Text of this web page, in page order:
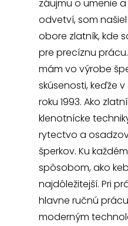
záujmu o umenie
odvetví, som
obore zlatník, kde
pre precíznu
mám vo výrobe
skúsenosti, keďže
roku 1993. Ako
klenotnícke
rytectvo a
šperkov. Ku
spôsobom, ako
najdôležitejší. Pri
hlavne ručnú
moderným